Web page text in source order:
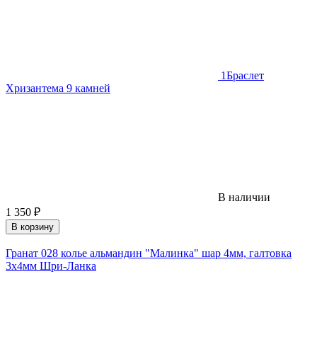
1Браслет
Хризантема 9 камней
В наличии
1 350 ₽
В корзину
Гранат 028 колье альмандин "Малинка" шар 4мм, галтовка
3х4мм Шри-Ланка